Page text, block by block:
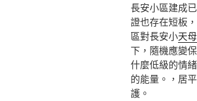
長安小區建成
證也存在短板
區對長安小天
下，隨機應變
什麼低級的情
的能量。，居
護。